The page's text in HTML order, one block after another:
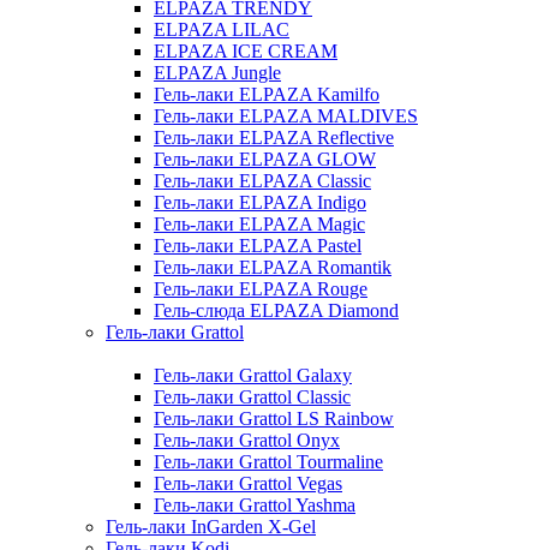
ELPAZA TRENDY
ELPAZA LILAC
ELPAZA IСE CREAM
ELPAZA Jungle
Гель-лаки ELPAZA Kamilfo
Гель-лаки ELPAZA MALDIVES
Гель-лаки ELPAZA Reflective
Гель-лаки ELPAZA GLOW
Гель-лаки ELPAZA Classic
Гель-лаки ELPAZA Indigo
Гель-лаки ELPAZA Magic
Гель-лаки ELPAZA Pastel
Гель-лаки ELPAZA Romantik
Гель-лаки ELPAZA Rouge
Гель-слюда ELPAZA Diamond
Гель-лаки Grattol
Гель-лаки Grattol Galaxy
Гель-лаки Grattol Classic
Гель-лаки Grattol LS Rainbow
Гель-лаки Grattol Onyx
Гель-лаки Grattol Tourmaline
Гель-лаки Grattol Vegas
Гель-лаки Grattol Yashma
Гель-лаки InGarden X-Gel